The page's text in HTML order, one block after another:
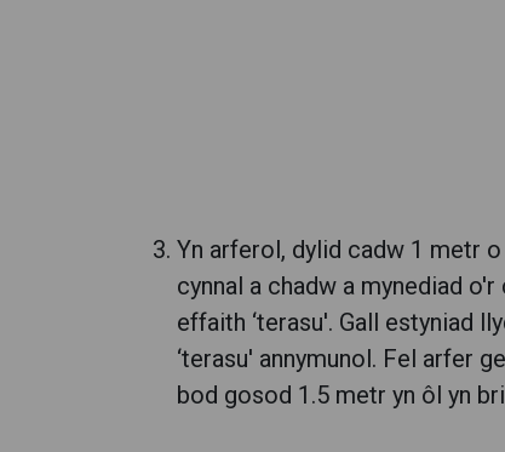
Yn arferol, dylid cadw 1 metr
cynnal a chadw a mynediad
effaith ‘terasu'. Gall estyniad
‘terasu' annymunol. Fel arfer
bod gosod 1.5 metr yn ôl yn